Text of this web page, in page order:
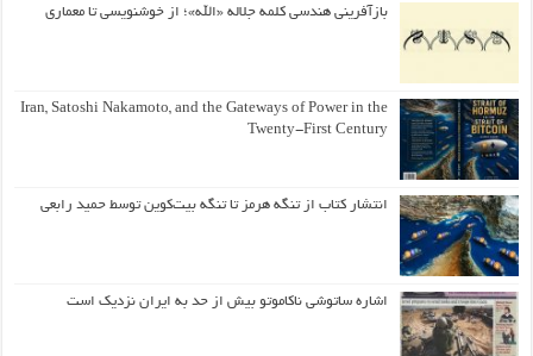
بازآفرینی هندسی کلمه جلاله «الله»؛ از خوشنویسی تا معماری
Iran, Satoshi Nakamoto, and the Gateways of Power in the
Twenty-First Century
انتشار کتاب از تنگه هرمز تا تنگه بیت‌کوین توسط حمید رابعی
اشاره ساتوشی ناکاموتو بیش از حد به ایران نزدیک است